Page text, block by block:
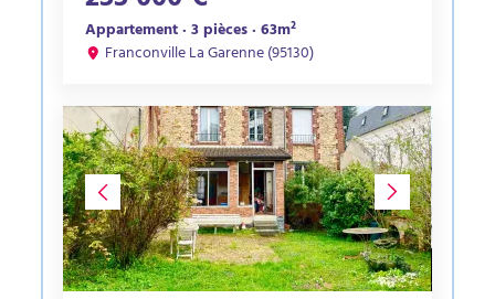
Appartement · 3 pièces · 63m²
Franconville La Garenne (95130)